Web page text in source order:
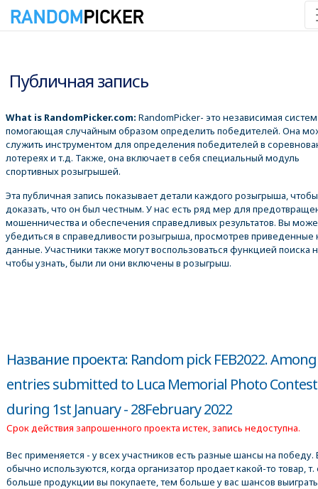
Публичная запись
What is RandomPicker.com: RandomPicker- это независимая
помогающая случайным образом определить победителей. Она
служить инструментом для определения победителей в
лотереях и т.д. Также, она включает в себя специальный модуль
спортивных розыгрышей.
Эта публичная запись показывает детали каждого розыгрыша, чтобы
доказать, что он был честным. У нас есть ряд мер для
мошенничества и обеспечения справедливых результатов. Вы
убедиться в справедливости розыгрыша, просмотрев приведенные
данные. Участники также могут воспользоваться функцией поиска
чтобы узнать, были ли они включены в розыгрыш.
Название проекта: Random pick FEB2022.
entries submitted to Luca Memorial Photo Contest
during 1st January - 28February 2022
Срок действия запрошенного проекта истек, запись недоступна.
Вес применяется - у всех участников есть разные шансы на победу.
обычно используются, когда организатор продает какой-то товар,
больше продукции вы покупаете, тем больше у вас шансов